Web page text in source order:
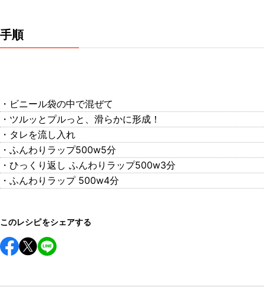
手順
・ビニール袋の中で混ぜて
・ツルッとプルっと、滑らかに形成！
・タレを流し入れ
・ふんわりラップ500w5分
・ひっくり返し ふんわりラップ500w3分
・ふんわりラップ 500w4分
このレシピをシェアする